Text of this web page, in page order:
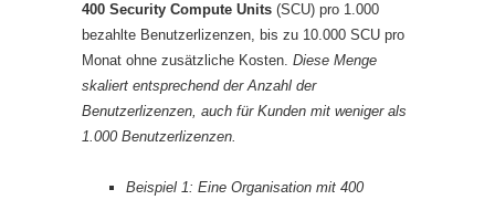
400 Security Compute Units (SCU) pro 1.000
bezahlte Benutzerlizenzen, bis zu 10.000 SCU pro
Monat ohne zusätzliche Kosten. Diese Menge
skaliert entsprechend der Anzahl der
Benutzerlizenzen, auch für Kunden mit weniger als
1.000 Benutzerlizenzen.
Beispiel 1: Eine Organisation mit 400